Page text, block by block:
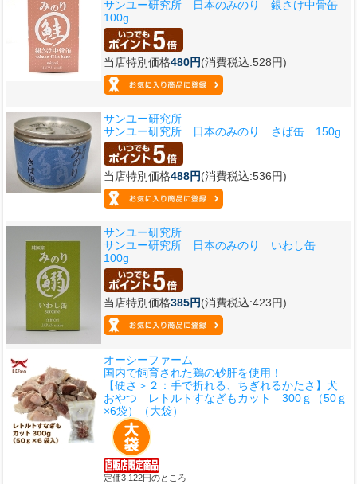
サンユー研究所 日本のみのり 銀さけ中骨缶
100g
当店特別価格480円(消費税込:528円)
サンユー研究所
サンユー研究所 日本のみのり さば缶 150g
当店特別価格488円(消費税込:536円)
サンユー研究所
サンユー研究所 日本のみのり いわし缶
100g
当店特別価格385円(消費税込:423円)
オーシーファーム
国内で飼育された鶏の砂肝を使用！
【硬さ＞２：手で折れる、ちぎれるかたさ】 犬
おやつ レトルトすなぎもカット 300ｇ（50ｇ
×6袋）（大袋）
定価3,122円のところ